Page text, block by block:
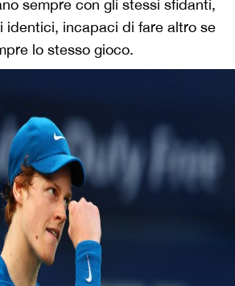
sempre con gli stessi sfidanti,
identici, incapaci di fare altro se
lo stesso gioco.